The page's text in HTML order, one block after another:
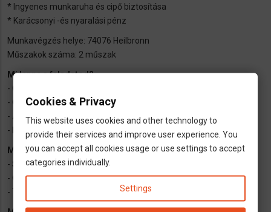
* Ingyenes munkaruha és cipő biztosítása
* Karácsonyi -és nyaralási pénz
Munkavégzés helye: 74076 Heilbronn
Műszakok száma: 2 műszak
Mi lenne a feladatod?
- Gépek kezelése, tisztítása
- Öntvények gyártása
- Alkatrészek gyártása
- Minőségellenőrzés
Munkádhoz az alábbiak szükségesek:
- Szükséges nyelvtudás: alap német (A2)
- Önálló és megbízható munkavégzés
- Több műszak vállalása
Cookies & Privacy
This website uses cookies and other technology to
provide their services and improve user experience. You
you can accept all cookies usage or use settings to accept
categories individually.
Settings